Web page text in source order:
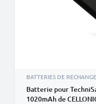
BATTERIES DE RECHANGE
Batterie pour
1020mAh de